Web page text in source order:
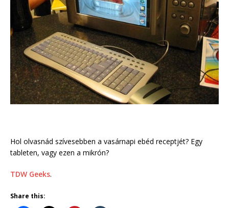
Hol olvasnád szívesebben a vasárnapi ebéd receptjét? Egy
tableten, vagy ezen a mikrón?
TDW Geeks.
Share this: